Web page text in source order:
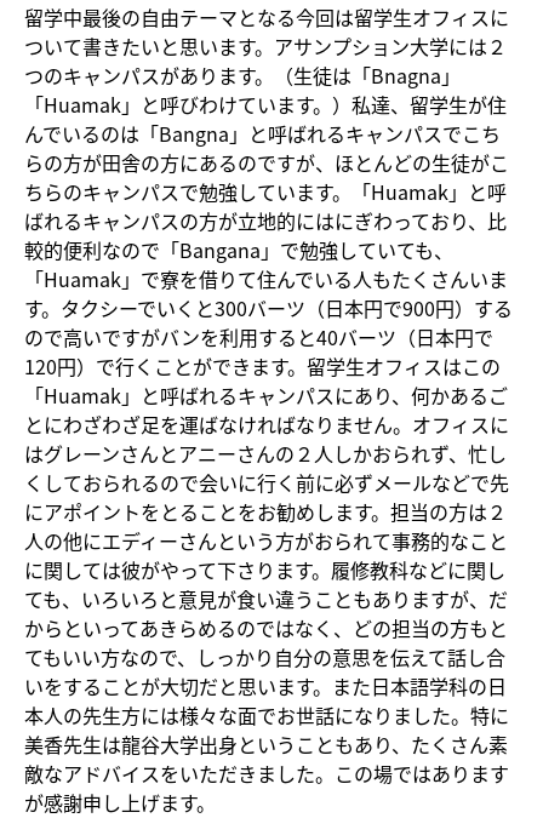
留学中最後の自由テーマとなる今回は留学生オフィスに
ついて書きたいと思います。アサンプション大学には２
つのキャンパスがあります。（生徒は「Bnagna」
「Huamak」と呼びわけています。）私達、留学生が住
んでいるのは「Bangna」と呼ばれるキャンパスでこち
らの方が田舎の方にあるのですが、ほとんどの生徒がこ
ちらのキャンパスで勉強しています。「Huamak」と呼
ばれるキャンパスの方が立地的にはにぎわっており、比
較的便利なので「Bangana」で勉強していても、
「Huamak」で寮を借りて住んでいる人もたくさんいま
す。タクシーでいくと300バーツ（日本円で900円）する
ので高いですがバンを利用すると40バーツ（日本円で
120円）で行くことができます。留学生オフィスはこの
「Huamak」と呼ばれるキャンパスにあり、何かあるご
とにわざわざ足を運ばなければなりません。オフィスに
はグレーンさんとアニーさんの２人しかおられず、忙し
くしておられるので会いに行く前に必ずメールなどで先
にアポイントをとることをお勧めします。担当の方は２
人の他にエディーさんという方がおられて事務的なこと
に関しては彼がやって下さります。履修教科などに関し
ても、いろいろと意見が食い違うこともありますが、だ
からといってあきらめるのではなく、どの担当の方もと
てもいい方なので、しっかり自分の意思を伝えて話し合
いをすることが大切だと思います。また日本語学科の日
本人の先生方には様々な面でお世話になりました。特に
美香先生は龍谷大学出身ということもあり、たくさん素
敵なアドバイスをいただきました。この場ではあります
が感謝申し上げます。